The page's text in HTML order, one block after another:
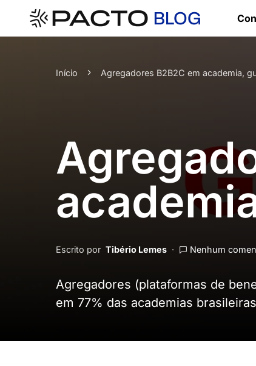
Início Agregadores B2B2C em academia,
Escrito por Tibério Lemes Nenhum
Agregadores (plataformas de
em 77% das academias